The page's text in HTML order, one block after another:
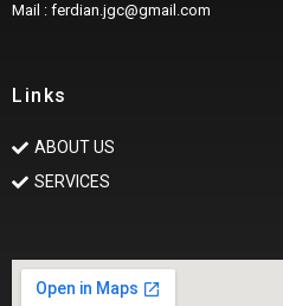
Mail : ferdian.jgc@gmail.com
Links
ABOUT US
SERVICES